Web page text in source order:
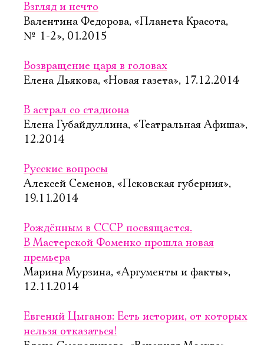
Взгляд и нечто
Валентина Федорова, «Планета Красота,
№ 1-2», 01.2015
Возвращение царя в головах
Елена Дьякова, «Новая газета», 17.12.2014
В астрал со стадиона
Елена Губайдуллина, «Театральная Афиша»,
12.2014
Русские вопросы
Алексей Семенов, «Псковская губерния»,
19.11.2014
Рождённым в СССР посвящается.
В Мастерской Фоменко прошла новая
премьера
Марина Мурзина, «Аргументы и факты»,
12.11.2014
Евгений Цыганов: Есть истории, от которых
нельзя отказаться!